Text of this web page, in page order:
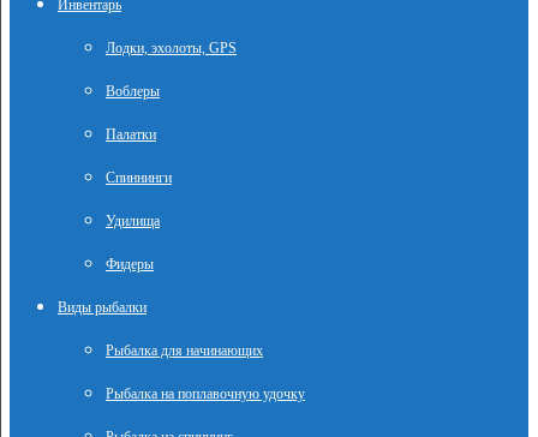
Инвентарь
Лодки, эхолоты, GPS
Воблеры
Палатки
Спиннинги
Удилища
Фидеры
Виды рыбалки
Рыбалка для начинающих
Рыбалка на поплавочную удочку